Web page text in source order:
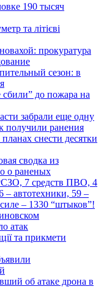
190 тысяч
та літієві
прокуратура
сезон: в
сбили” до пожара на
забрали еще одну
получили ранения
снести десятки
сводка из
о раненых
7 средств ПВО, 4
– автотехники, 59 –
– 1330 “штыков”!
атак
та прикмети
об атаке дрона в